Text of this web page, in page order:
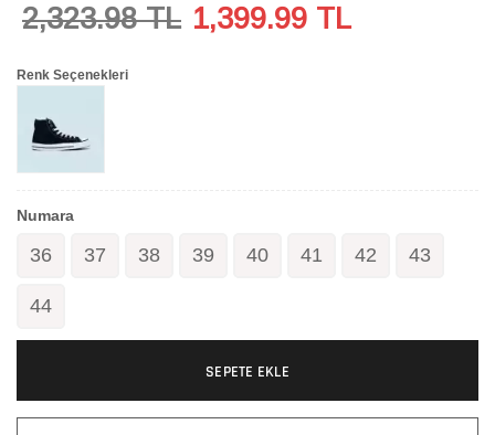
2,323.98 TL 1,399.99 TL
Renk Seçenekleri
Numara
36 37 38 39 40 41 42 43
44
SEPETE EKLE